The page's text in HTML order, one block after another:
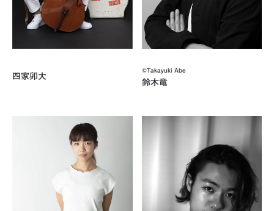
四家卯大
©️Takayuki Abe
鈴木竜